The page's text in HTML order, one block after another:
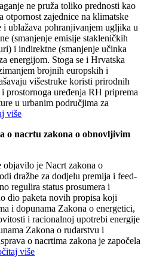
ne pruža toliko prednosti kao
otpornost zajednice na klimatske
i ublažava pohranjivanjem ugljika u
(smanjenje emisije stakleničkih
i indirektne (smanjenje učinka
energijom. Stoga se i Hrvatska
brojnih europskih i
višestruke koristi prirodnih
prostornoga uređenja RH priprema
u urbanim područjima za
više
o nacrtu zakona o obnovljivim
objavilo je Nacrt zakona o
dražbe za dodjelu premija i feed-
regulira status prosumera i
dio paketa novih propisa koji
i dopunama Zakona o energetici,
i racionalnoj upotrebi energije
Zakona o rudarstvu i
o nacrtima zakona je započela
više